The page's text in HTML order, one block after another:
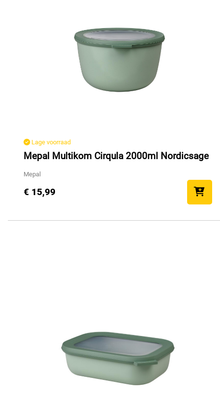
Lage voorraad
Mepal Multikom Cirqula 2000ml Nordicsage
Mepal
€ 15,99